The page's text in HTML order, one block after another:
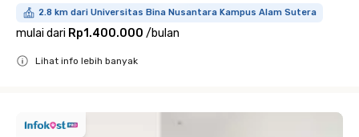
2.8 km dari Universitas Bina Nusantara Kampus Alam Sutera
mulai dari Rp1.400.000 /bulan
Lihat info lebih banyak